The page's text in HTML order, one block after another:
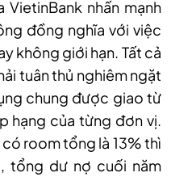
nhấn mạnh
đồng nghĩa với việc
không giới hạn. Tất cả
tuân thủ nghiêm ngặt
chung được giao từ
hạng của từng đơn vị.
room tổng là 13% thì
tổng dư nợ cuối năm